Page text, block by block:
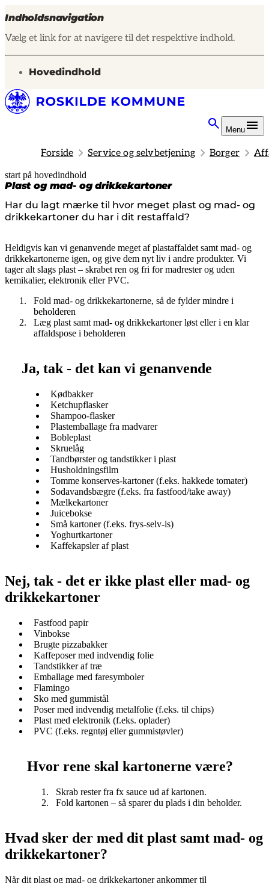
Indholdsnavigation
Vælg et link for at navigere til det respektive indhold.
gå til
Hovedindhold
Menu
Forside Service og selvbetjening Borger
start på hovedindhold
Plast og mad- og drikkekartoner
Har du lagt mærke til hvor meget plast og mad- og
drikkekartoner du har i dit restaffald?
senest opdateret 25. juni 2026
Heldigvis kan vi genanvende meget af plastaffaldet samt mad- og
drikkekartonerne igen, og give dem nyt liv i andre produkter. Vi
tager alt slags plast – skrabet ren og fri for madrester og uden
kemikalier, elektronik eller PVC.
Fold mad- og drikkekartonerne, så de fylder mindre i
beholderen
Læg plast samt mad- og drikkekartoner løst eller i en klar
affaldspose i beholderen
Ja, tak - det kan vi genanvende
Kødbakker
Ketchupflasker
Shampoo-flasker
Plastemballage fra madvarer
Bobleplast
Skruelåg
Tandbørster og tandstikker i plast
Husholdningsfilm
Tomme konserves-kartoner (f.eks. hakkede tomater)
Sodavandsbægre (f.eks. fra fastfood/take away)
Mælkekartoner
Juicebokse
Små kartoner (f.eks. frys-selv-is)
Yoghurtkartoner
Kaffekapsler af plast
Nej, tak - det er ikke plast eller mad- og
drikkekartoner
Fastfood papir
Vinbokse
Brugte pizzabakker
Kaffeposer med indvendig folie
Tandstikker af træ
Emballage med faresymboler
Flamingo
Sko med gummistål
Poser med indvendig metalfolie (f.eks. til chips)
Plast med elektronik (f.eks. oplader)
PVC (f.eks. regntøj eller gummistøvler)
Hvor rene skal kartonerne være?
Skrab rester fra fx sauce ud af kartonen.
Fold kartonen – så sparer du plads i din beholder.
Hvad sker der med dit plast samt mad- og
drikkekartoner?
Når dit plast og mad- og drikkekartoner ankommer til